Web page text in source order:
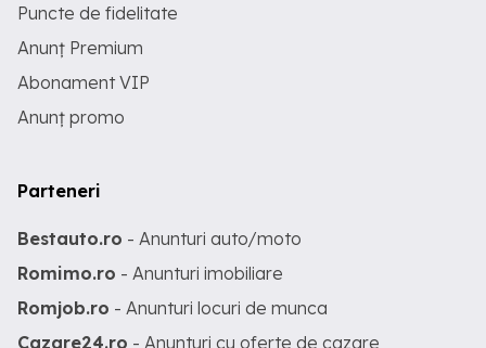
Puncte de fidelitate
Anunț Premium
Abonament VIP
Anunț promo
Parteneri
Bestauto.ro - Anunturi auto/moto
Romimo.ro - Anunturi imobiliare
Romjob.ro - Anunturi locuri de munca
Cazare24.ro - Anunturi cu oferte de cazare